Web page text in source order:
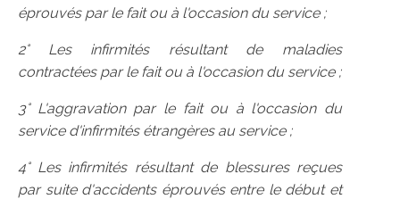
éprouvés par le fait ou à l'occasion du service ;
2° Les infirmités résultant de maladies
contractées par le fait ou à l'occasion du service ;
3° L'aggravation par le fait ou à l'occasion du
service d'infirmités étrangères au service ;
4° Les infirmités résultant de blessures reçues
par suite d'accidents éprouvés entre le début et